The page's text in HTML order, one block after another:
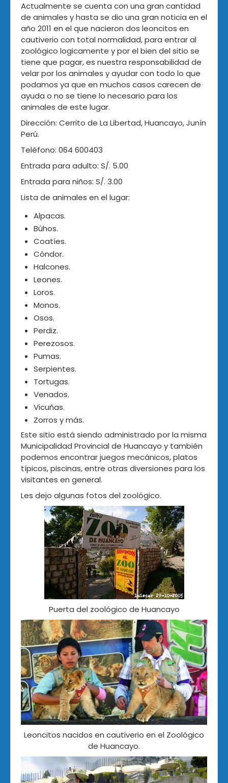
Actualmente se cuenta con una gran cantidad
de animales y hasta se dio una gran noticia en el
año 2011 en el que nacieron dos leoncitos en
cautiverio con total normalidad, para entrar al
zoológico logicamente y por el bien del sitio se
tiene que pagar, es nuestra responsabilidad de
velar por los animales y ayudar con todo lo que
podamos ya que en muchos casos carecen de
ayuda o no se tiene lo necesario para los
animales de este lugar.
Dirección: Cerrito de La Libertad, Huancayo, Junín
Perú.
Teléfono: 064 600403
Entrada para adulto: S/. 5.00
Entrada para niños: S/. 3.00
Lista de animales en el lugar:
Alpacas.
Búhos.
Coatíes.
Cóndor.
Halcones.
Leones.
Loros.
Monos.
Osos.
Perdiz.
Perezosos.
Pumas.
Serpientes.
Tortugas.
Venados.
Vicuñas.
Zorros y más.
Este sitio está siendo administrado por la misma
Municipalidad Provincial de Huancayo y también
podemos encontrar juegos mecánicos, platos
típicos, piscinas, entre otras diversiones para los
visitantes en general.
Les dejo algunas fotos del zoológico.
Puerta del zoológico de Huancayo
Leoncitos nacidos en cautiverio en el Zoológico
de Huancayo.